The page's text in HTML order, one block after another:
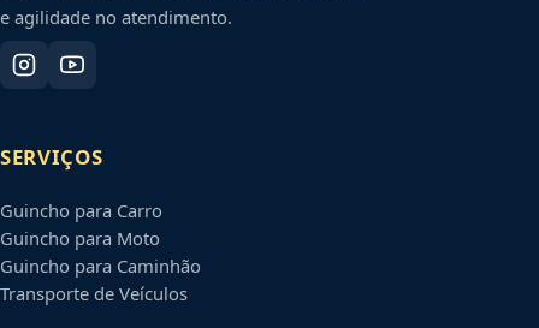
e agilidade no atendimento.
SERVIÇOS
Guincho para Carro
Guincho para Moto
Guincho para Caminhão
Transporte de Veículos